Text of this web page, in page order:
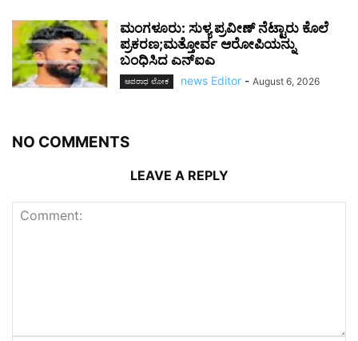
ಮಂಗಳೂರು: ಸುಳ್ಯ ಪ್ರವೀಣ್ ನೆಟ್ಟಾರು ಕೊಲೆ
ಪ್ರಕರಣ;ಮತ್ತೋರ್ವ ಆರೋಪಿಯನ್ನು
ಬಂಧಿಸಿದ ಎನ್ಐಎ
ಅಪರಾಧ ಲೋಕ news Editor - August 6, 2026
NO COMMENTS
LEAVE A REPLY